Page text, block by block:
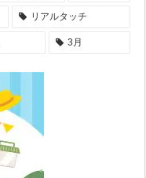
リアルタッチ
3月